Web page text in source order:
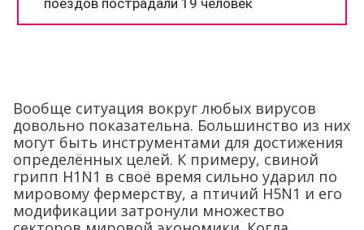
Вообще ситуация вокруг любых вирусов
довольно показательна. Большинство из них
могут быть инструментами для достижения
определённых целей. К примеру, свиной
грипп H1N1 в своё время сильно ударил по
мировому фермерству, а птичий H5N1 и его
модификации затронули множество